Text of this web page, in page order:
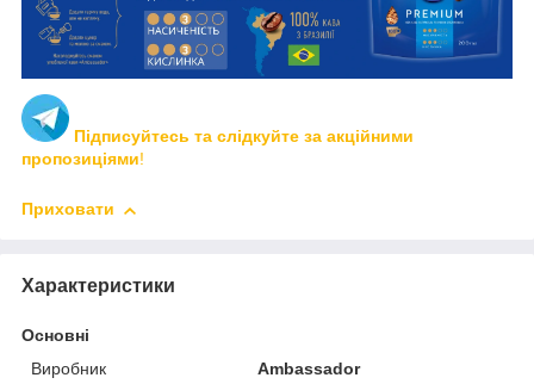
Підписуйтесь та слідкуйте за акційними
пропозиціями!
Приховати
Характеристики
Основні
Виробник
Ambassador